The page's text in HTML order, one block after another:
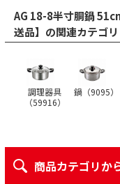
AG 18-8半寸胴鍋
送品】の関連カテゴリ
調理器具
（59916）
鍋（9095）
商品カテゴリか